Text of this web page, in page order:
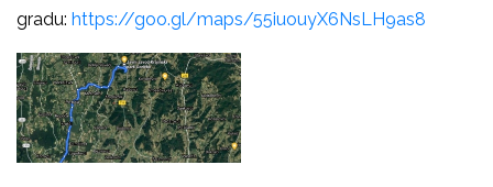
gradu: https://goo.gl/maps/55iuouyX6NsLH9as8